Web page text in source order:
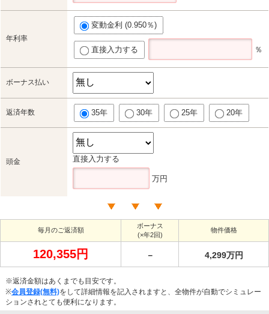
年利率
変動金利 (0.950％)
直接入力する ％
ボーナス払い
返済年数 35年 30年 25年 20年
頭金 直接入力する
万円
毎月のご返済額
ボーナス
(×年2回)
物件価格
120,355円 － 4,299万円
※返済金額はあくまでも目安です。
※会員登録(無料)をして詳細情報を記入されますと、全物件が自動でシミュレー
ションされとても便利になります。